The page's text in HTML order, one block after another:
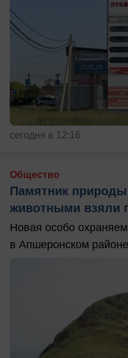
сегодня в 12:16
Общество
Памятник
животными взяли
Новая особо
в Апшеронском районе